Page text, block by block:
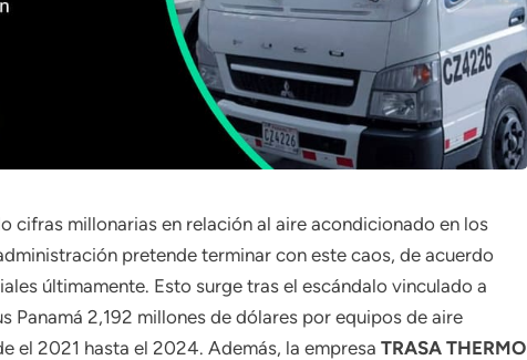
cifras millonarias en relación al aire acondicionado en los
pretende terminar con este caos, de acuerdo
últimamente. Esto surge tras el escándalo vinculado a
Panamá 2,192 millones de dólares por equipos de aire
el 2021 hasta el 2024. Además, la empresa TRASA THERMO